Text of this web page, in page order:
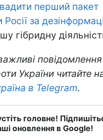
перший пакет
за
гібридну
України читайте
в Telegram.
головне!
оновлення в Google!